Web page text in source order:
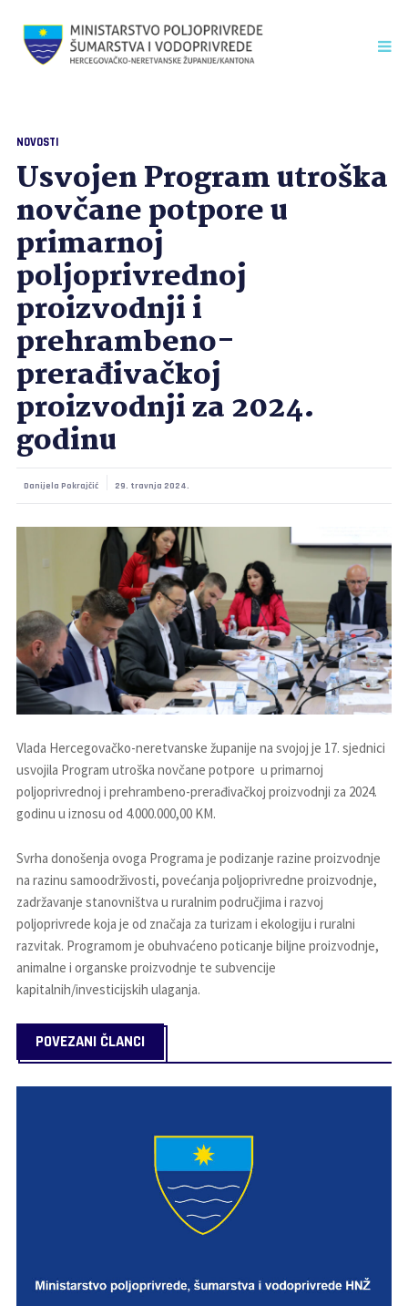
NOVOSTI
Usvojen Program utroška
novčane potpore u
primarnoj
poljoprivrednoj
proizvodnji i
prehrambeno-
prerađivačkoj
proizvodnji za 2024.
godinu
Danijela Pokrajčić 29. travnja 2024.
Vlada Hercegovačko-neretvanske županije na svojoj je 17. sjednici
usvojila Program utroška novčane potpore u primarnoj
poljoprivrednoj i prehrambeno-prerađivačkoj proizvodnji za 2024.
godinu u iznosu od 4.000.000,00 KM.
Svrha donošenja ovoga Programa je podizanje razine proizvodnje
na razinu samoodrživosti, povećanja poljoprivredne proizvodnje,
zadržavanje stanovništva u ruralnim područjima i razvoj
poljoprivrede koja je od značaja za turizam i ekologiju i ruralni
razvitak. Programom je obuhvaćeno poticanje biljne proizvodnje,
animalne i organske proizvodnje te subvencije
kapitalnih/investicijskih ulaganja.
POVEZANI ČLANCI